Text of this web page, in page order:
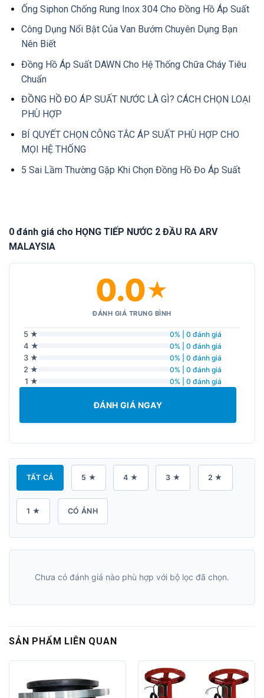
Ống Siphon Chống Rung Inox 304 Cho Đồng Hồ Áp Suất
Công Dụng Nổi Bật Của Van Bướm Chuyên Dụng Bạn
Nên Biết
Đồng Hồ Áp Suất DAWN Cho Hệ Thống Chữa Cháy Tiêu
Chuẩn
ĐỒNG HỒ ĐO ÁP SUẤT NƯỚC LÀ GÌ? CÁCH CHỌN LOẠI
PHÙ HỢP
BÍ QUYẾT CHỌN CÔNG TẮC ÁP SUẤT PHÙ HỢP CHO
MỌI HỆ THỐNG
5 Sai Lầm Thường Gặp Khi Chọn Đồng Hồ Đo Áp Suất
0 đánh giá cho HỌNG TIẾP NƯỚC 2 ĐẦU RA ARV
MALAYSIA
0.0★
ĐÁNH GIÁ TRUNG BÌNH
5 ★ 0% | 0 đánh giá
4 ★ 0% | 0 đánh giá
3 ★ 0% | 0 đánh giá
2 ★ 0% | 0 đánh giá
1 ★ 0% | 0 đánh giá
ĐÁNH GIÁ NGAY
TẤT CẢ 5 ★ 4 ★ 3 ★ 2 ★
1 ★ CÓ ẢNH
Chưa có đánh giá nào phù hợp với bộ lọc đã chọn.
SẢN PHẨM LIÊN QUAN